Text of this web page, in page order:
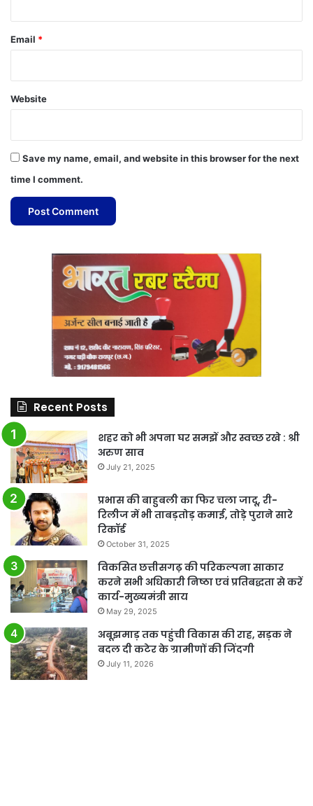
Email *
Website
Save my name, email, and website in this browser for the next
time I comment.
Recent Posts
शहर को भी अपना घर समझें और स्वच्छ रखे : श्री
अरुण साव
July 21, 2025
प्रभास की बाहुबली का फिर चला जादू, री-
रिलीज में भी ताबड़तोड़ कमाई, तोड़े पुराने सारे
रिकॉर्ड
October 31, 2025
विकसित छत्तीसगढ़ की परिकल्पना साकार
करने सभी अधिकारी निष्ठा एवं प्रतिबद्धता से करें
कार्य-मुख्यमंत्री साय
May 29, 2025
अबूझमाड़ तक पहुंची विकास की राह, सड़क ने
बदल दी कटेर के ग्रामीणों की जिंदगी
July 11, 2026